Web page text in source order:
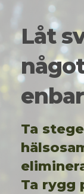
Låt
Ta
Ta rygg